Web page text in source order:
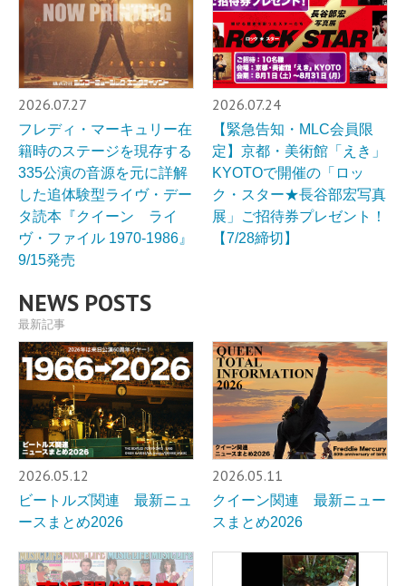
2026.07.27
フレディ・マーキュリー在
籍時のステージを現存する
335公演の音源を元に詳解
した追体験型ライヴ・デー
タ読本『クイーン ライ
ヴ・ファイル 1970-1986』
9/15発売
2026.07.24
【緊急告知・MLC会員限
定】京都・美術館「えき」
KYOTOで開催の「ロッ
ク・スター★長谷部宏写真
展」ご招待券プレゼント！
【7/28締切】
NEWS POSTS
最新記事
2026.05.12
ビートルズ関連 最新ニュ
ースまとめ2026
2026.05.11
クイーン関連 最新ニュー
スまとめ2026